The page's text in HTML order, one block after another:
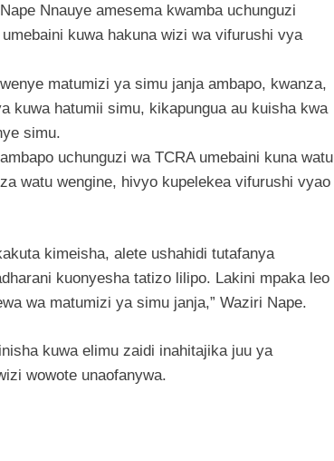
Nnauye amesema kwamba uchunguzi
kuwa hakuna wizi wa vifurushi vya
matumizi ya simu janja ambapo, kwanza,
kuwa hatumii simu, kikapungua au kuisha kwa
simu.
uchunguzi wa TCRA umebaini kuna watu
watu wengine, hivyo kupelekea vifurushi vyao
kimeisha, alete ushahidi tutafanya
kuonyesha tatizo lilipo. Lakini mpaka leo
wa matumizi ya simu janja,” Waziri Nape.
kuwa elimu zaidi inahitajika juu ya
wowote unaofanywa.